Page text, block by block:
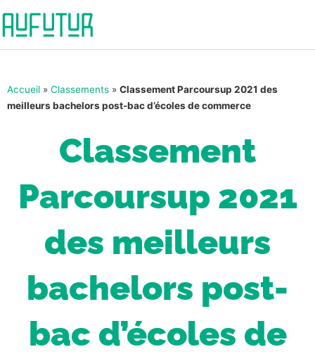
Accueil » Classements » Classement Parcoursup 2021 des
meilleurs bachelors post-bac d’écoles de commerce
Classement
Parcoursup 2021
des meilleurs
bachelors post-
bac d’écoles de